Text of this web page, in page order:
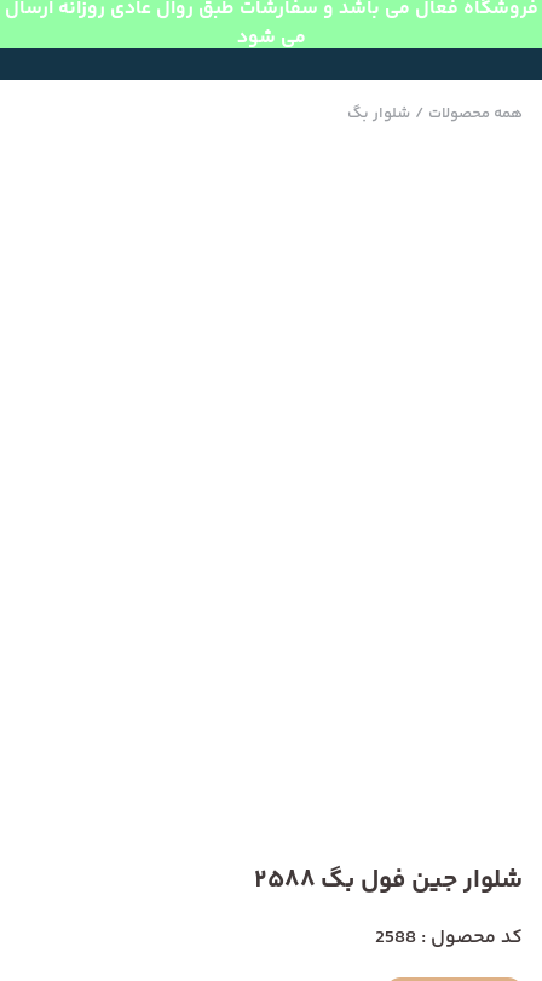
فروشگاه فعال می باشد و سفارشات طبق روال عادی روزانه ارسال
می شود
همه محصولات / شلوار بگ
شلوار جین فول بگ 2588
کد محصول : 2588